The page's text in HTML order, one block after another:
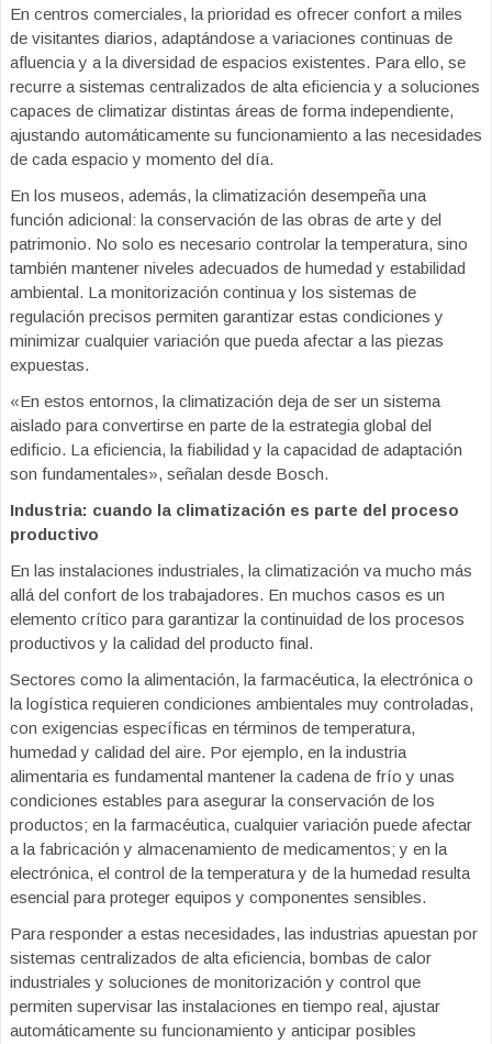
En centros comerciales, la prioridad es ofrecer confort a miles
de visitantes diarios, adaptándose a variaciones continuas de
afluencia y a la diversidad de espacios existentes. Para ello, se
recurre a sistemas centralizados de alta eficiencia y a soluciones
capaces de climatizar distintas áreas de forma independiente,
ajustando automáticamente su funcionamiento a las necesidades
de cada espacio y momento del día.
En los museos, además, la climatización desempeña una
función adicional: la conservación de las obras de arte y del
patrimonio. No solo es necesario controlar la temperatura, sino
también mantener niveles adecuados de humedad y estabilidad
ambiental. La monitorización continua y los sistemas de
regulación precisos permiten garantizar estas condiciones y
minimizar cualquier variación que pueda afectar a las piezas
expuestas.
«En estos entornos, la climatización deja de ser un sistema
aislado para convertirse en parte de la estrategia global del
edificio. La eficiencia, la fiabilidad y la capacidad de adaptación
son fundamentales», señalan desde Bosch.
Industria: cuando la climatización es parte del proceso
productivo
En las instalaciones industriales, la climatización va mucho más
allá del confort de los trabajadores. En muchos casos es un
elemento crítico para garantizar la continuidad de los procesos
productivos y la calidad del producto final.
Sectores como la alimentación, la farmacéutica, la electrónica o
la logística requieren condiciones ambientales muy controladas,
con exigencias específicas en términos de temperatura,
humedad y calidad del aire. Por ejemplo, en la industria
alimentaria es fundamental mantener la cadena de frío y unas
condiciones estables para asegurar la conservación de los
productos; en la farmacéutica, cualquier variación puede afectar
a la fabricación y almacenamiento de medicamentos; y en la
electrónica, el control de la temperatura y de la humedad resulta
esencial para proteger equipos y componentes sensibles.
Para responder a estas necesidades, las industrias apuestan por
sistemas centralizados de alta eficiencia, bombas de calor
industriales y soluciones de monitorización y control que
permiten supervisar las instalaciones en tiempo real, ajustar
automáticamente su funcionamiento y anticipar posibles